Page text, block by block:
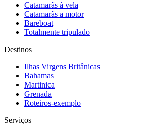
Catamarãs à vela
Catamarãs a motor
Bareboat
Totalmente tripulado
Destinos
Ilhas Virgens Britânicas
Bahamas
Martinica
Grenada
Roteiros-exemplo
Serviços